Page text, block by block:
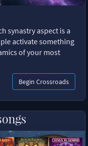
synastry aspect is a
activate something
of your most
Begin Crossroads